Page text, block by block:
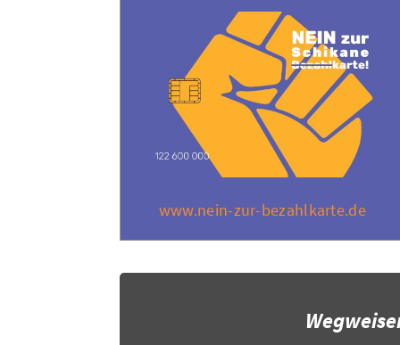
www.nein-zur-bezahlkarte.de